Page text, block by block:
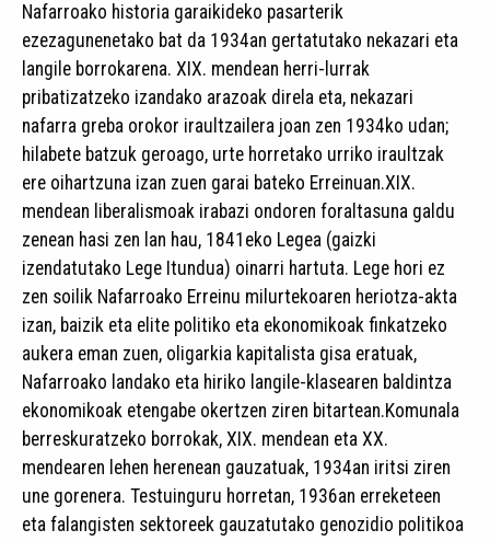
Nafarroako historia garaikideko pasarterik
ezezagunenetako bat da 1934an gertatutako nekazari eta
langile borrokarena. XIX. mendean herri-lurrak
pribatizatzeko izandako arazoak direla eta, nekazari
nafarra greba orokor iraultzailera joan zen 1934ko udan;
hilabete batzuk geroago, urte horretako urriko iraultzak
ere oihartzuna izan zuen garai bateko Erreinuan.XIX.
mendean liberalismoak irabazi ondoren foraltasuna galdu
zenean hasi zen lan hau, 1841eko Legea (gaizki
izendatutako Lege Itundua) oinarri hartuta. Lege hori ez
zen soilik Nafarroako Erreinu milurtekoaren heriotza-akta
izan, baizik eta elite politiko eta ekonomikoak finkatzeko
aukera eman zuen, oligarkia kapitalista gisa eratuak,
Nafarroako landako eta hiriko langile-klasearen baldintza
ekonomikoak etengabe okertzen ziren bitartean.Komunala
berreskuratzeko borrokak, XIX. mendean eta XX.
mendearen lehen herenean gauzatuak, 1934an iritsi ziren
une gorenera. Testuinguru horretan, 1936an erreketeen
eta falangisten sektoreek gauzatutako genozidio politikoa